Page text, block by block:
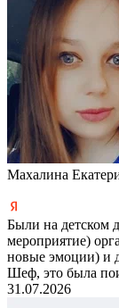
Махалина
Были на детском
мероприятие)
новые эмоции) и
Шеф, это была
31.07.2026